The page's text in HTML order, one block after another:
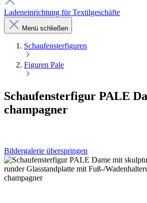
Ladeneinrichtung für Textilgeschäfte
Menü schließen
Schaufenster­figuren
Figuren Pale
Schaufensterfigur PALE
champagner
Bildergalerie überspringen